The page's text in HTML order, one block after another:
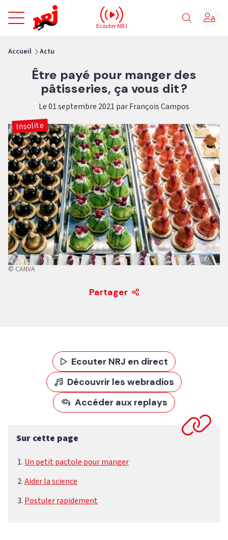
NRJ - Accueil
Ecouter NRJ
Accueil Actu
Être payé pour manger des
pâtisseries, ça vous dit ?
Le 01 septembre 2021 par François Campos
Insolite
© CANVA
Partager
Ecouter NRJ en direct
Découvrir les webradios
Accéder aux replays
Sur cette page
Un petit pactole pour manger
Aider la science
Postuler rapidement